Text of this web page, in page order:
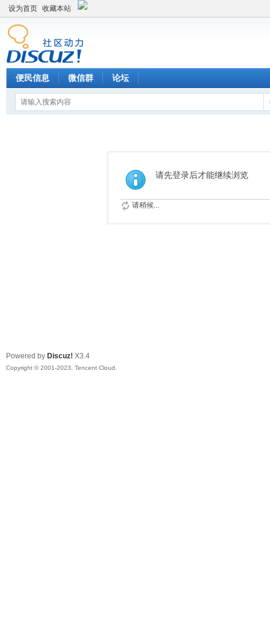
设为首页 收藏本站
便民信息 微信群 论坛
请先登录后才能继续浏览
请稍候...
Powered by Discuz! X3.4
Copyright © 2001-2023, Tencent Cloud.